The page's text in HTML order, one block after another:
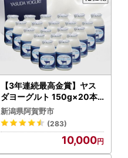
【3年連続最高金賞】ヤス
ダヨーグルト 150g×20本
化粧箱 こだわり生乳 新鮮
濃厚 モンドセレクション 飲
むヨーグルト のむよーぐる
と ヨーグルト お歳暮 お中
元 母の日 父の日 クリスマ
新潟県阿賀野市
(283)
10,000